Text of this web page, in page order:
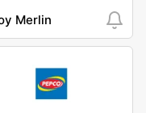
Merlin